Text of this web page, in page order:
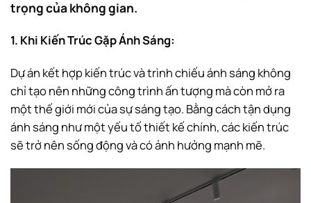
trọng của không gian.
1. Khi Kiến Trúc Gặp Ánh Sáng:
Dự án kết hợp kiến trúc và trình chiếu ánh sáng không
chỉ tạo nên những công trình ấn tượng mà còn mở ra
một thế giới mới của sự sáng tạo. Bằng cách tận dụng
ánh sáng như một yếu tố thiết kế chính, các kiến trúc
sẽ trở nên sống động và có ảnh hưởng mạnh mẽ.